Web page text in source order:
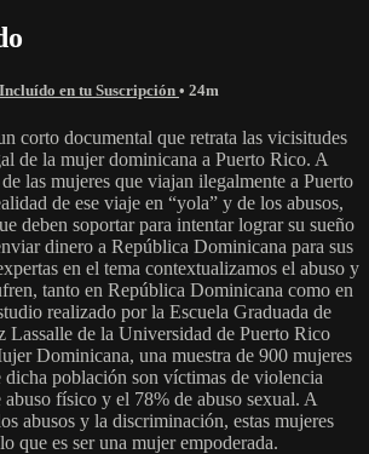
en tu Suscripción • 24m
corto documental que retrata las vicisitudes
de la mujer dominicana a Puerto Rico. A
las mujeres que viajan ilegalmente a Puerto
de ese viaje en “yola” y de los abusos,
deben soportar para intentar lograr su sueño
dinero a República Dominicana para sus
en el tema contextualizamos el abuso y
tanto en República Dominicana como en
realizado por la Escuela Graduada de
Lassalle de la Universidad de Puerto Rico
Dominicana, una muestra de 900 mujeres
dicha población son víctimas de violencia
físico y el 78% de abuso sexual. A
abusos y la discriminación, estas mujeres
que es ser una mujer empoderada.